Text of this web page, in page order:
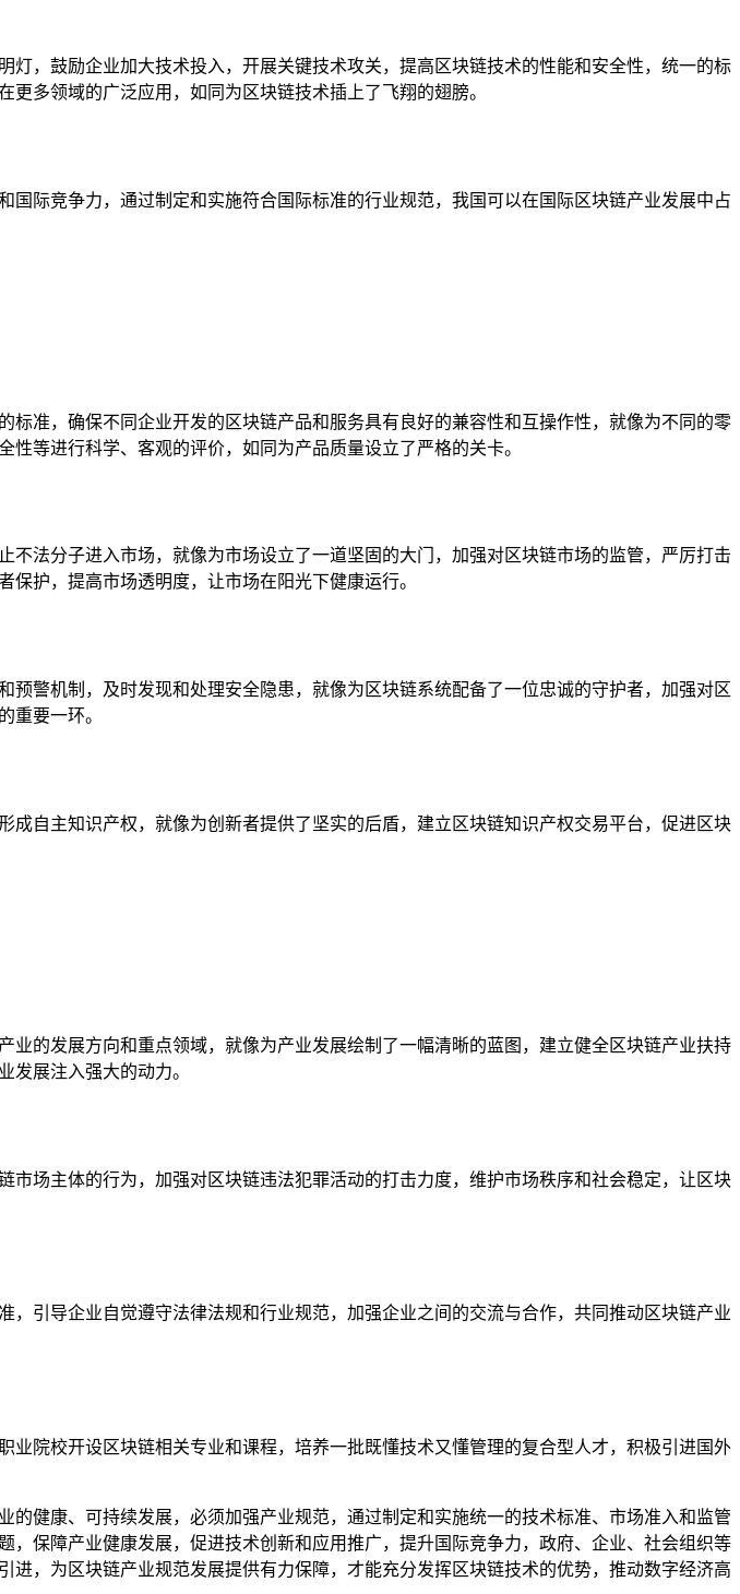
，鼓励企业加大技术投入，开展关键技术攻关，提高区块链技术的性能和安全性，统一的标
多领域的广泛应用，如同为区块链技术插上了飞翔的翅膀。
际竞争力，通过制定和实施符合国际标准的行业规范，我国可以在国际区块链产业发展中占
准，确保不同企业开发的区块链产品和服务具有良好的兼容性和互操作性，就像为不同的零
等进行科学、客观的评价，如同为产品质量设立了严格的关卡。
法分子进入市场，就像为市场设立了一道坚固的大门，加强对区块链市场的监管，严厉打击
护，提高市场透明度，让市场在阳光下健康运行。
警机制，及时发现和处理安全隐患，就像为区块链系统配备了一位忠诚的守护者，加强对区
重要一环。
自主知识产权，就像为创新者提供了坚实的后盾，建立区块链知识产权交易平台，促进区块
的发展方向和重点领域，就像为产业发展绘制了一幅清晰的蓝图，建立健全区块链产业扶持
发展注入强大的动力。
场主体的行为，加强对区块链违法犯罪活动的打击力度，维护市场秩序和社会稳定，让区块
引导企业自觉遵守法律法规和行业规范，加强企业之间的交流与合作，共同推动区块链产业
院校开设区块链相关专业和课程，培养一批既懂技术又懂管理的复合型人才，积极引进国外
健康、可持续发展，必须加强产业规范，通过制定和实施统一的技术标准、市场准入和监管
保障产业健康发展，促进技术创新和应用推广，提升国际竞争力，政府、企业、社会组织等
，为区块链产业规范发展提供有力保障，才能充分发挥区块链技术的优势，推动数字经济高